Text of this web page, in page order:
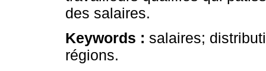
des salaires.
Keywords : salaires;
régions.